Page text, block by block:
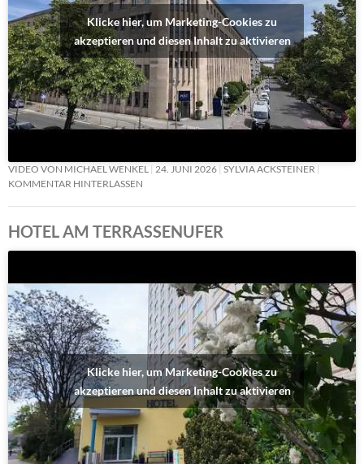
Klicke hier, um Marketing-Cookies zu
akzeptieren und diesen Inhalt zu aktivieren
VIDEO VON MICHAEL WENKEL 24. JUNI 2026 SYLVIA ACKSTEINER
KOMMENTAR HINTERLASSEN
HOTEL AM TERRASSENUFER
Klicke hier, um Marketing-Cookies zu
akzeptieren und diesen Inhalt zu aktivieren